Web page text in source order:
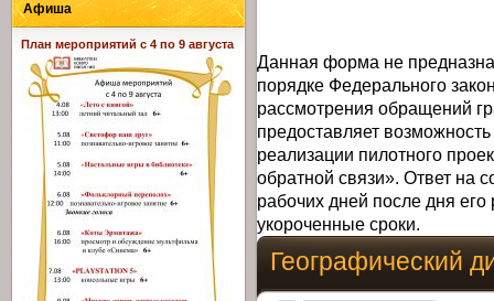
Данная форма не
порядке Федерального
рассмотрения обращений
предоставляет
реализации пилотного
обратной связи». Ответ на
рабочих дней после дня
укороченные сроки.
Географический
Афиша
План мероприятий с 4 по 9 августа